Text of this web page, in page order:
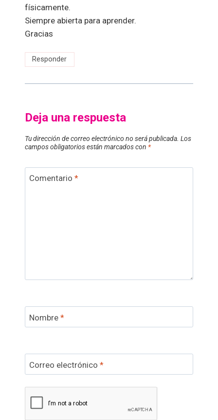
físicamente.
Siempre abierta para aprender.
Gracias
Responder
Deja una respuesta
Tu dirección de correo electrónico no será publicada. Los
campos obligatorios están marcados con *
Comentario *
Nombre *
Correo electrónico *